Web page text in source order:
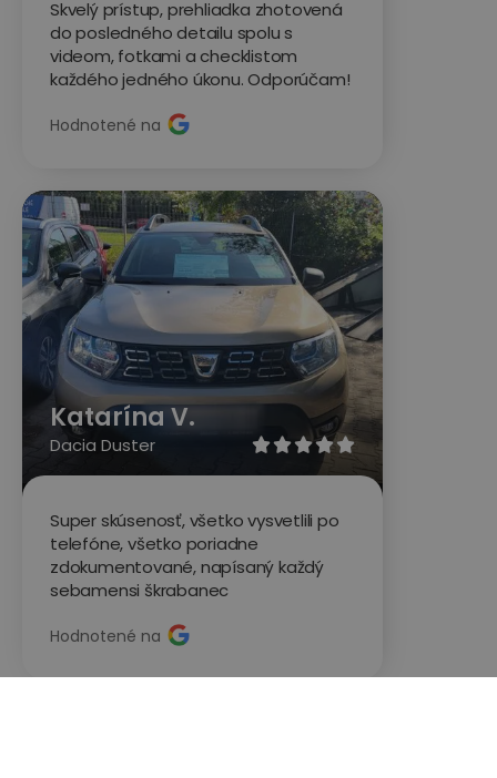
Skvelý prístup, prehliadka zhotovená
do posledného detailu spolu s
videom, fotkami a checklistom
každého jedného úkonu. Odporúčam!
Hodnotené na

Katarína V.
Dacia Duster
Super skúsenosť, všetko vysvetlili po
telefóne, všetko poriadne
zdokumentované, napísaný každý
sebamensi škrabanec
Hodnotené na